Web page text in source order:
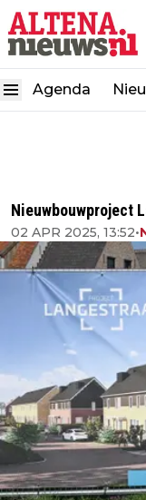
Agenda
Nieuwbouwproject
02 APR 2025, 13:52•